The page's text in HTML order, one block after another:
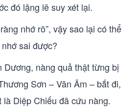
đó lặng lẽ suy xét lại.
nhớ rõ”, vậy sao lại có thể
nhớ sai được?
Dương, nàng quả thật từng bị
Sơn – Văn Âm – bắt đi,
là Diệp Chiếu đã cứu nàng.